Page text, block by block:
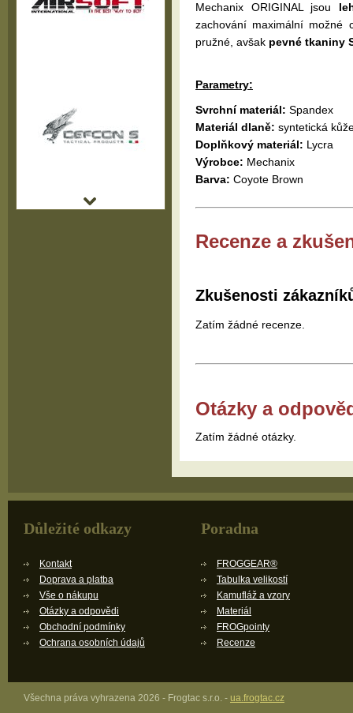
Mechanix ORIGINAL jsou
zachování maximální
pružné, avšak pevné tkaniny
Parametry:
Svrchní materiál: Spandex
Materiál dlaně: syntetická
Doplňkový materiál: Lycra
Výrobce: Mechanix
Barva: Coyote Brown
Recenze a
Zkušenosti
Zatím žádné recenze.
Otázky a
Zatím žádné otázky.
Důležité odkazy
Kontakt
Doprava a platba
Vše o nákupu
Otázky a odpovědi
Obchodní podmínky
Ochrana osobních údajů
Poradna
FROGGEAR®
Tabulka velikostí
Kamufláž a vzory
Materiál
FROGpointy
Recenze
Všechna práva vyhrazena 2026 - Frogtac s.r.o. - ua.frogtac.cz